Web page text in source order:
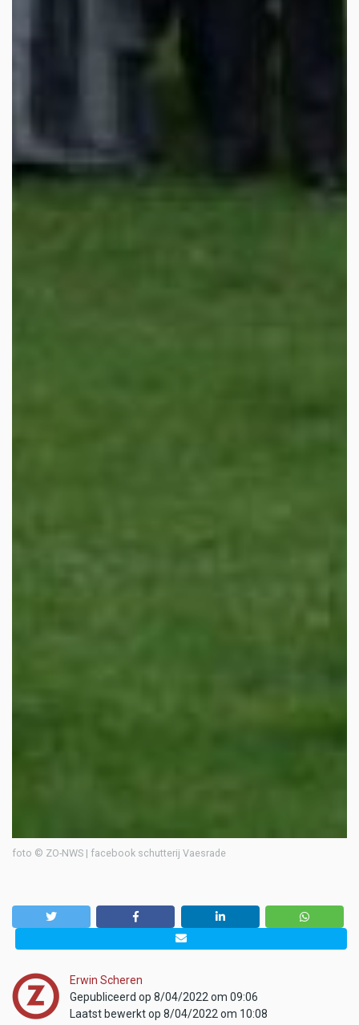
foto © ZO-NWS | facebook schutterij Vaesrade
Erwin Scheren
Gepubliceerd op 8/04/2022 om 09:06
Laatst bewerkt op 8/04/2022 om 10:08